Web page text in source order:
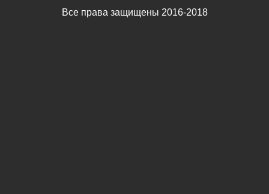
Все права защищены 2016-2018